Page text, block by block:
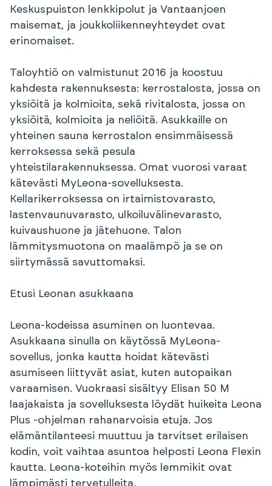
Keskuspuiston lenkkipolut ja Vantaanjoen
maisemat, ja joukkoliikenneyhteydet ovat
erinomaiset.
Taloyhtiö on valmistunut 2016 ja koostuu
kahdesta rakennuksesta: kerrostalosta, jossa on
yksiöitä ja kolmioita, sekä rivitalosta, jossa on
yksiöitä, kolmioita ja neliöitä. Asukkaille on
yhteinen sauna kerrostalon ensimmäisessä
kerroksessa sekä pesula
yhteistilarakennuksessa. Omat vuorosi varaat
kätevästi MyLeona-sovelluksesta.
Kellarikerroksessa on irtaimistovarasto,
lastenvaunuvarasto, ulkoiluvälinevarasto,
kuivaushuone ja jätehuone. Talon
lämmitysmuotona on maalämpö ja se on
siirtymässä savuttomaksi.
Etusi Leonan asukkaana
Leona-kodeissa asuminen on luontevaa.
Asukkaana sinulla on käytössä MyLeona-
sovellus, jonka kautta hoidat kätevästi
asumiseen liittyvät asiat, kuten autopaikan
varaamisen. Vuokraasi sisältyy Elisan 50 M
laajakaista ja sovelluksesta löydät huikeita Leona
Plus -ohjelman rahanarvoisia etuja. Jos
elämäntilanteesi muuttuu ja tarvitset erilaisen
kodin, voit vaihtaa asuntoa helposti Leona Flexin
kautta. Leona-koteihin myös lemmikit ovat
lämpimästi tervetulleita.